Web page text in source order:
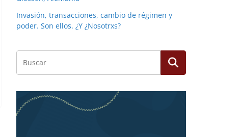
Invasión, transacciones, cambio de régimen y
poder. Son ellos. ¿Y ¿Nosotrxs?